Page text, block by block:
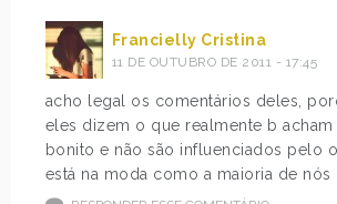
Francielly Cristina
11 DE OUTUBRO DE 2011 - 17:45
acho legal os comentários deles,
eles dizem o que realmente b acham
bonito e não são influenciados pelo
está na moda como a maioria de nós